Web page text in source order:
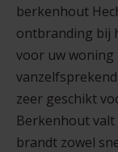
berkenhout
ontbranding bij
voor uw woning
zeer geschikt
Berkenhout
brandt zowel